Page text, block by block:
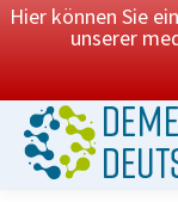
Hier können Sie
unserer